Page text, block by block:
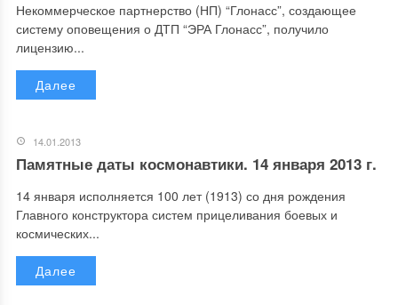
Некоммерческое партнерство (НП) “Глонасс”, создающее
систему оповещения о ДТП “ЭРА Глонасс”, получило
лицензию...
Далее
14.01.2013
Памятные даты космонавтики. 14 января 2013 г.
14 января исполняется 100 лет (1913) со дня рождения
Главного конструктора систем прицеливания боевых и
космических...
Далее